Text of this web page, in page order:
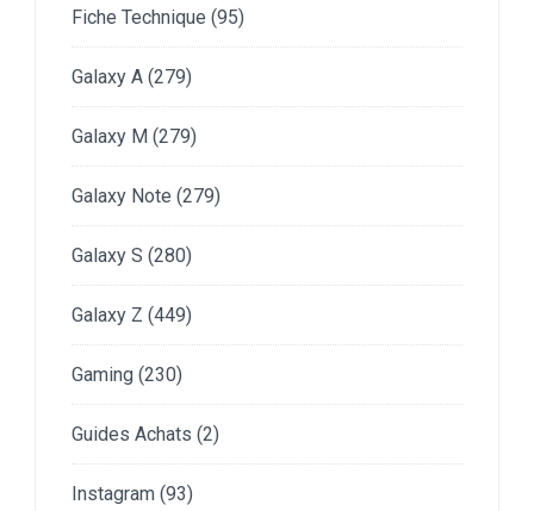
Fiche Technique (95)
Galaxy A (279)
Galaxy M (279)
Galaxy Note (279)
Galaxy S (280)
Galaxy Z (449)
Gaming (230)
Guides Achats (2)
Instagram (93)